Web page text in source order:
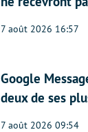
7 août 2026 16:57
Google
deux de ses
7 août 2026 09:54